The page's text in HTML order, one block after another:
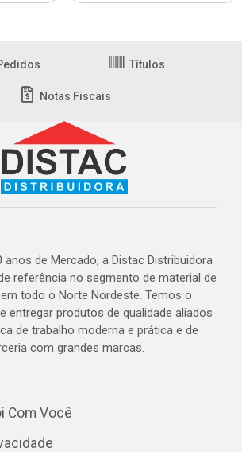
Títulos
Notas Fiscais
anos de Mercado, a Distac Distribuidora
referência no segmento de material de
todo o Norte Nordeste. Temos o
entregar produtos de qualidade aliados
de trabalho moderna e prática e de
com grandes marcas.
Com Você